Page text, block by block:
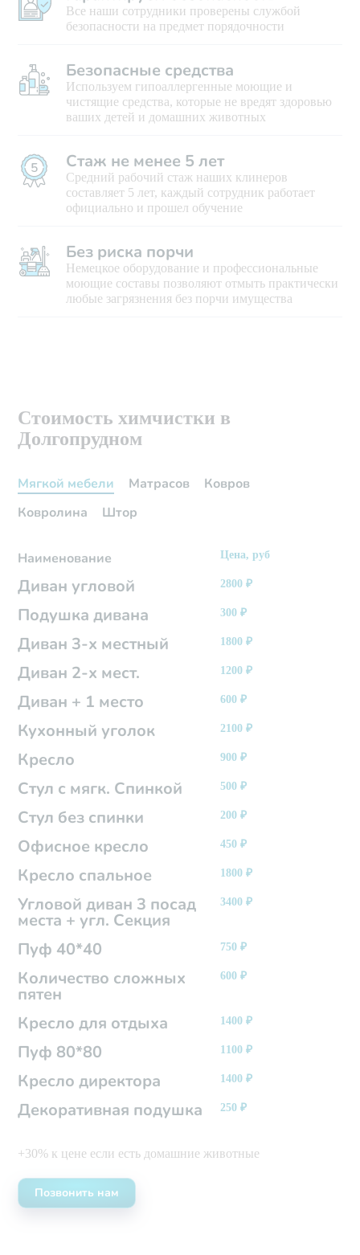
Все наши сотрудники проверены службой
безопасности на предмет порядочности
Безопасные средства
Используем гипоаллергенные моющие и
чистящие средства, которые не вредят здоровью
ваших детей и домашних животных
Стаж не менее 5 лет
Средний рабочий стаж наших клинеров
составляет 5 лет, каждый сотрудник работает
официально и прошел обучение
Без риска порчи
Немецкое оборудование и профессиональные
моющие составы позволяют отмыть практически
любые загрязнения без порчи имущества
Стоимость химчистки в
Долгопрудном
Мягкой мебели Матрасов
Ковров
Ковролина
Штор
Наименование Цена, руб
Диван угловой 2800 ₽
Подушка дивана 300 ₽
Диван 3-х местный 1800 ₽
Диван 2-х мест. 1200 ₽
Диван + 1 место 600 ₽
Кухонный уголок 2100 ₽
Кресло 900 ₽
Стул с мягк. Спинкой 500 ₽
Стул без спинки 200 ₽
Офисное кресло 450 ₽
Кресло спальное 1800 ₽
Угловой диван 3 посад
места + угл. Секция
3400 ₽
Пуф 40*40 750 ₽
Количество сложных
пятен
600 ₽
Кресло для отдыха 1400 ₽
Пуф 80*80 1100 ₽
Кресло директора 1400 ₽
Декоративная подушка 250 ₽
+30% к цене если есть домашние животные
Позвонить нам